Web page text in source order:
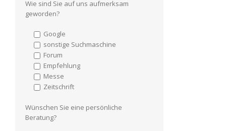
Wie sind Sie auf uns aufmerksam
geworden?
Google
sonstige Suchmaschine
Forum
Empfehlung
Messe
Zeitschrift
Wünschen Sie eine persönliche
Beratung?